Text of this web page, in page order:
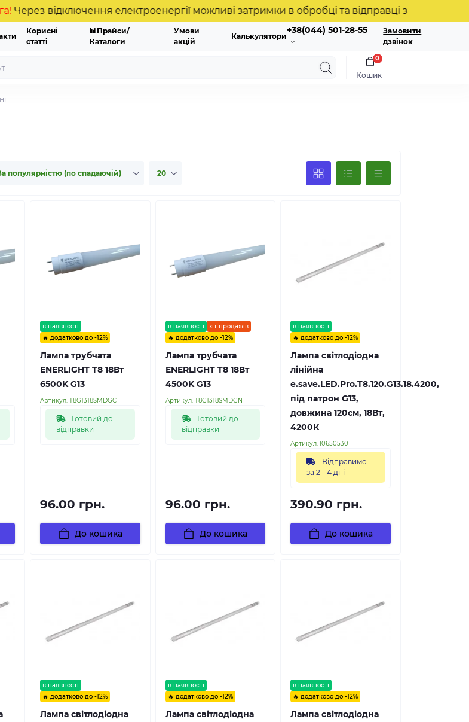
відключення електроенергії можливі затримки в обробці та відправці замовлень.
Корисні
статті
📊Прайси/
Каталоги
Умови
акцій
Калькулятори
+38(044) 501-28-55
Замовити
дзвінок
Кошик
0
в наявності
🔥 додатково до -12%
Лампа трубчата
ENERLIGHT T8 18Вт
6500K G13
Артикул: T8G1318SMDGC
Готовий до
відправки
96.00 грн.
До кошика
в наявності
хіт продажів
🔥 додатково до -12%
Лампа трубчата
ENERLIGHT T8 18Вт
4500K G13
Артикул: T8G1318SMDGN
Готовий до
відправки
96.00 грн.
До кошика
в наявності
🔥 додатково до -12%
Лампа світлодіодна
лінійна
e.save.LED.Pro.T8.120.G13.18.4200,
під патрон G13,
довжина 120см, 18Вт,
4200К
Артикул: l0650530
Відправимо
за 2 - 4 дні
390.90 грн.
До кошика
в наявності
🔥 додатково до -12%
Лампа світлодіодна
в наявності
🔥 додатково до -12%
Лампа світлодіодна
в наявності
🔥 додатково до -12%
Лампа світлодіодна